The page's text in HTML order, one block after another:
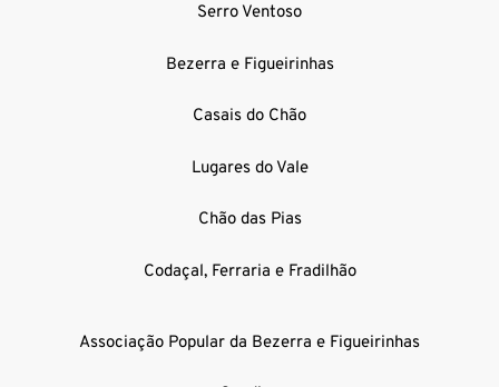
Serro Ventoso
Bezerra e Figueirinhas
Casais do Chão
Lugares do Vale
Chão das Pias
Codaçal, Ferraria e Fradilhão
Associação Popular da Bezerra e Figueirinhas